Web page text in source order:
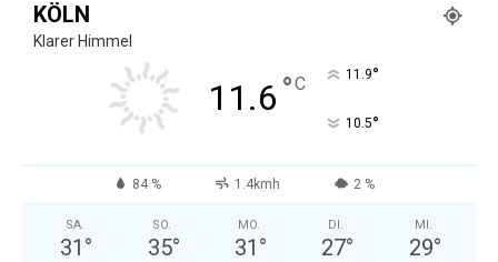
KÖLN
Klarer Himmel
11.6 °C 11.9°
10.5°
84 % 1.4kmh 2 %
SA.
31 °
SO.
35°
MO.
31 °
DI.
27°
MI.
29°